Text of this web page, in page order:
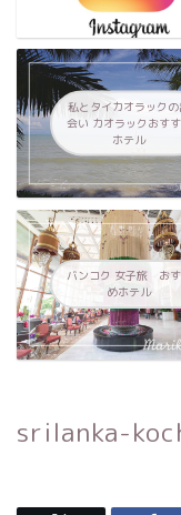
私とタイカオラックの
会い カオラックおす
ホテル
バンコク 女子旅 お
めホテル
srilanka-